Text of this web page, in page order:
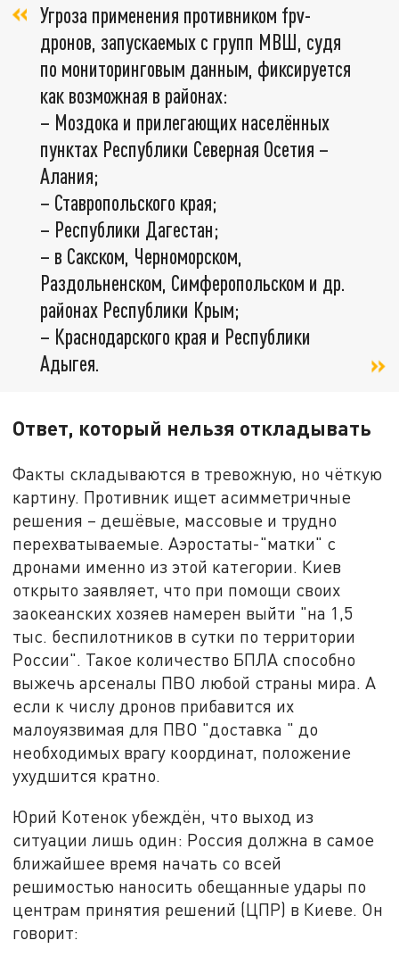
Угроза применения противником fpv-
дронов, запускаемых с групп МВШ, судя
по мониторинговым данным, фиксируется
как возможная в районах:
– Моздока и прилегающих населённых
пунктах Республики Северная Осетия –
Алания;
– Ставропольского края;
– Республики Дагестан;
– в Сакском, Черноморском,
Раздольненском, Симферопольском и др.
районах Республики Крым;
– Краснодарского края и Республики
Адыгея.
Ответ, который нельзя откладывать
Факты складываются в тревожную, но чёткую
картину. Противник ищет асимметричные
решения – дешёвые, массовые и трудно
перехватываемые. Аэростаты-"матки" с
дронами именно из этой категории. Киев
открыто заявляет, что при помощи своих
заокеанских хозяев намерен выйти "на 1,5
тыс. беспилотников в сутки по территории
России". Такое количество БПЛА способно
выжечь арсеналы ПВО любой страны мира. А
если к числу дронов прибавится их
малоуязвимая для ПВО "доставка " до
необходимых врагу координат, положение
ухудшится кратно.
Юрий Котенок убеждён, что выход из
ситуации лишь один: Россия должна в самое
ближайшее время начать со всей
решимостью наносить обещанные удары по
центрам принятия решений (ЦПР) в Киеве. Он
говорит: